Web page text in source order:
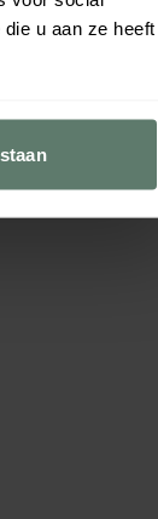
u aan ze heeft